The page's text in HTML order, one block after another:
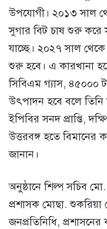
উপযোগী। ২০১৩ সাল
সুগার বিট চাষ শুরু করে
যাচ্ছে। ২০২৭ সাল
শুরু হবে। এ কারখানা
সিবিএম গ্যাস, ৪৫০০০
উৎপাদন হবে বলে
ইপিবির সনদ প্রাপ্তি,
উত্তরবঙ্গ হতে বিমানের
জানান।
অনুষ্ঠানে শিল্প সচিব
প্রশাসক মোছা. শুকরিয়া
জনপ্রতিনিধি,